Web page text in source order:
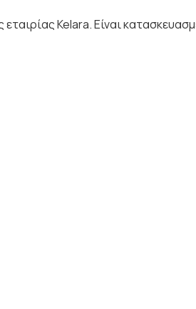
εταιρίας Kelara. Είναι